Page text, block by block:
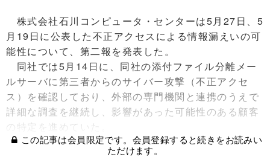
株式会社石川コンピュータ・センターは5月27日、5
月19日に公表した不正アクセスによる情報漏えいの可
能性について、第二報を発表した。
同社では5月14日に、同社の添付ファイル分離メー
ルサーバに第三者からのサイバー攻撃（不正アクセ
ス）を確認しており、外部の専門機関と連携のうえで
詳細な調査を継続し、影響があった可能性のある顧客
の特定を進めていた。
この記事は会員限定です。会員登録すると続きをお読みい
ただけます。